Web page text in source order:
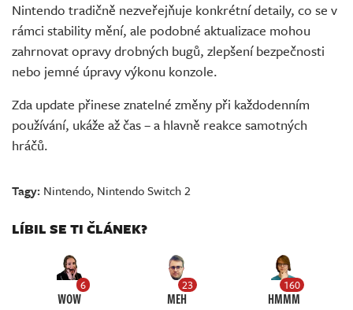
Nintendo tradičně nezveřejňuje konkrétní detaily, co se v
rámci stability mění, ale podobné aktualizace mohou
zahrnovat opravy drobných bugů, zlepšení bezpečnosti
nebo jemné úpravy výkonu konzole.
Zda update přinese znatelné změny při každodenním
používání, ukáže až čas – a hlavně reakce samotných
hráčů.
Tagy: Nintendo, Nintendo Switch 2
LÍBIL SE TI ČLÁNEK?
6
WOW
23
MEH
160
HMMM